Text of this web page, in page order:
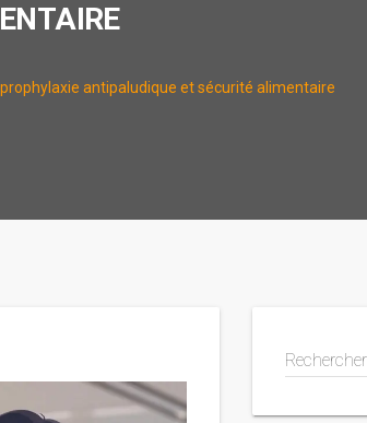
antipaludique et sécurité alimentaire
Rechercher